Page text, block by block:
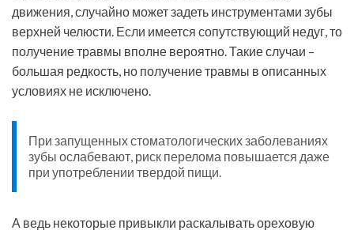
движения, случайно может задеть инструментами зубы
верхней челюсти. Если имеется сопутствующий недуг, то
получение травмы вполне вероятно. Такие случаи –
большая редкость, но получение травмы в описанных
условиях не исключено.
При запущенных стоматологических заболеваниях
зубы ослабевают, риск перелома повышается даже
при употреблении твердой пищи.
А ведь некоторые привыкли раскалывать ореховую